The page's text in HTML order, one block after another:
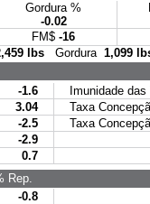
Gordura %
-0.02
FM$ -16
lbs Gordura 1,099
-1.6 Imunidade das
3.04 Taxa
-2.5 Taxa
-2.9
0.7
Rep.
-0.8